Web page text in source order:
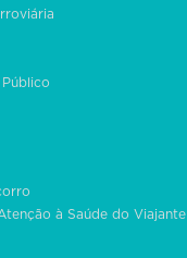
à Saúde do Viajante